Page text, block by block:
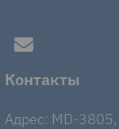
Контакты
Адрес: MD-